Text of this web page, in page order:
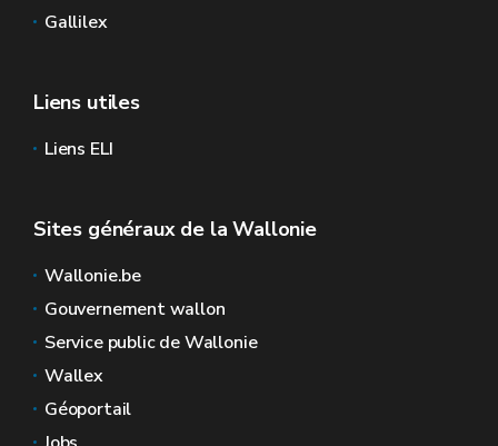
Gallilex
Liens utiles
Liens ELI
Sites généraux de la Wallonie
Wallonie.be
Gouvernement wallon
Service public de Wallonie
Wallex
Géoportail